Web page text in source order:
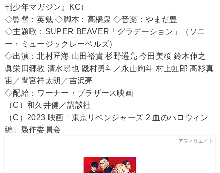
刊少年マガジン』KC）
◇監督：英勉 ◇脚本：高橋泉 ◇音楽：やまだ豊
◇主題歌：SUPER BEAVER「グラデーション」（ソニ
ー・ミュージックレーベルズ）
◇出演：北村匠海 山田裕貴 杉野遥亮 今田美桜 鈴木伸之
眞栄田郷敦 清水尋也 磯村勇斗／永山絢斗 村上虹郎 高杉真
宙／間宮祥太朗／吉沢亮
◇配給：ワーナー・ブラザース映画
（C）和久井健／講談社
（C）2023 映画「東京リベンジャーズ 2 血のハロウィン
編」製作委員会